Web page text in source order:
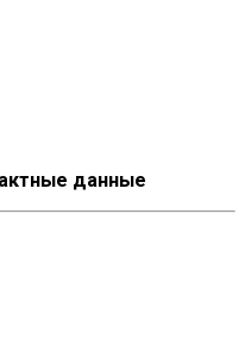
данные